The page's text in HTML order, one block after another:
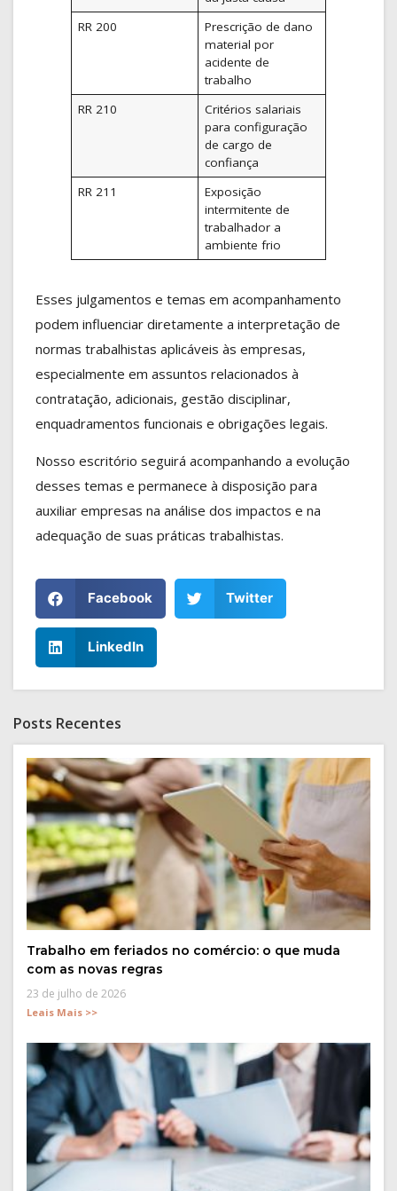
RR 200
Prescrição de dano
material por
acidente de
trabalho
RR 210
Critérios salariais
para configuração
de cargo de
confiança
RR 211
Exposição
intermitente de
trabalhador a
ambiente frio
Esses julgamentos e temas em acompanhamento
podem influenciar diretamente a interpretação de
normas trabalhistas aplicáveis às empresas,
especialmente em assuntos relacionados à
contratação, adicionais, gestão disciplinar,
enquadramentos funcionais e obrigações legais.
Nosso escritório seguirá acompanhando a evolução
desses temas e permanece à disposição para
auxiliar empresas na análise dos impactos e na
adequação de suas práticas trabalhistas.
Facebook Twitter
LinkedIn
Posts Recentes
Trabalho em feriados no comércio: o que muda
com as novas regras
23 de julho de 2026
Leais Mais >>